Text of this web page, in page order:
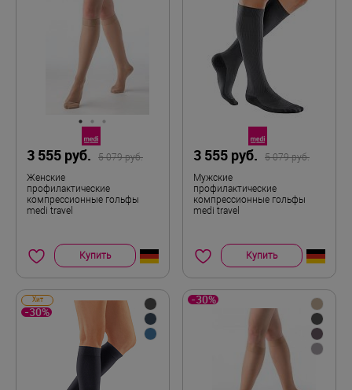
3 555 руб.
5 079 руб.
Женские
профилактические
компрессионные гольфы
medi travel
Купить
3 555 руб.
5 079 руб.
Мужские
профилактические
компрессионные гольфы
medi travel
Купить
Хит
-30%
-30%